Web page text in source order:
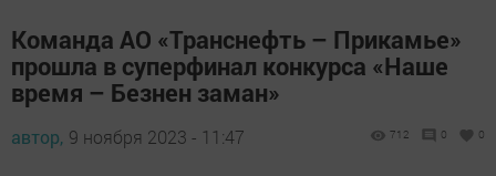
Команда АО «Транснефть – Прикамье»
прошла в суперфинал конкурса «Наше
время – Безнен заман»
автор, 9 ноября 2023 - 11:47 712 0 0